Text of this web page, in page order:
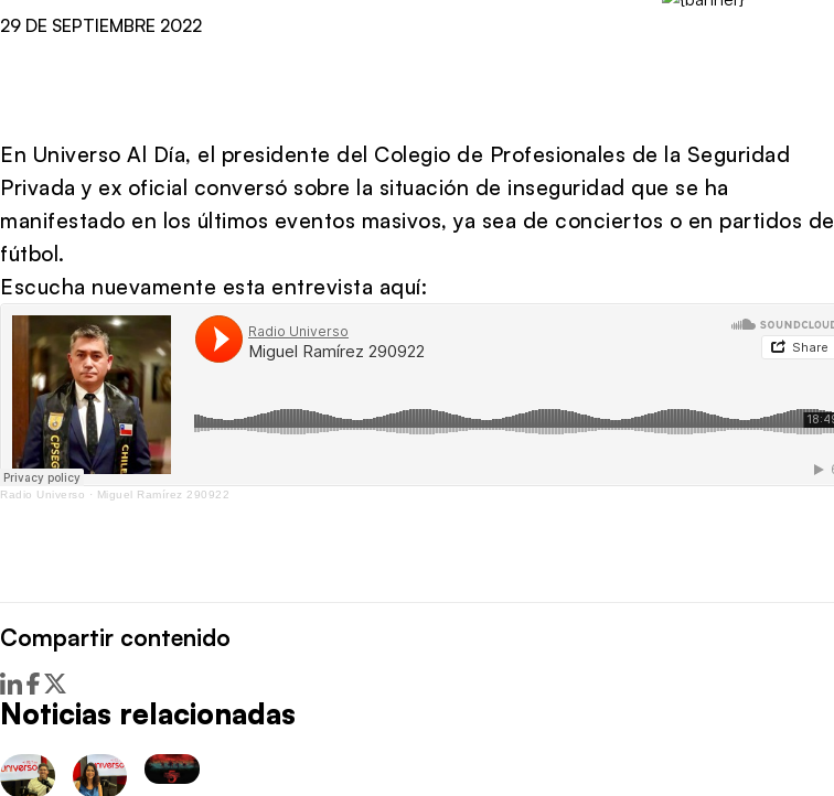
29 DE SEPTIEMBRE 2022
En Universo Al Día, el presidente del Colegio de Profesionales de la Seguridad
Privada y ex oficial conversó sobre la situación de inseguridad que se ha
manifestado en los últimos eventos masivos, ya sea de conciertos o en partidos de
fútbol.
Escucha nuevamente esta entrevista aquí:
Radio Universo · Miguel Ramírez 290922
Compartir contenido
Noticias relacionadas